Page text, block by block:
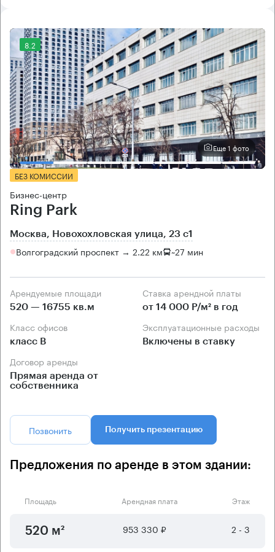
8.2
Еще 1 фото
БЕЗ КОМИССИИ
Бизнес-центр
Ring Park
Москва, Новохохловская улица, 23 с1
Волгоградский проспект → 2.22 км ~27 мин
Арендуемые площади
520 — 16755 кв.м
Ставка арендной платы
от 14 000 Р/м² в год
Класс офисов
класс B
Эксплуатационные расходы
Включены в ставку
Договор аренды
Прямая аренда от
собственника
Позвонить Получить презентацию
Предложения по аренде в этом здании:
Площадь Арендная плата Этаж
520 м² 953 330 ₽ 2 - 3